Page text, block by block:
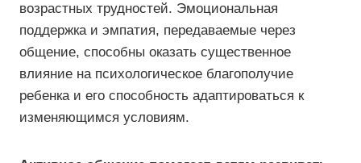
возрастных трудностей. Эмоциональная
поддержка и эмпатия, передаваемые через
общение, способны оказать существенное
влияние на психологическое благополучие
ребенка и его способность адаптироваться к
изменяющимся условиям.